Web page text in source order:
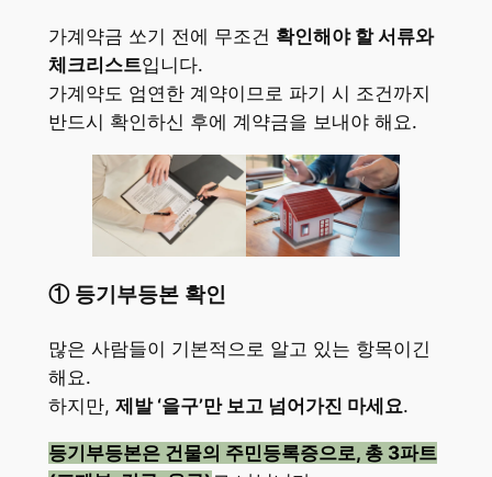
가계약금 쏘기 전에 무조건 확인해야 할 서류와
체크리스트입니다.
가계약도 엄연한 계약이므로 파기 시 조건까지
반드시 확인하신 후에 계약금을 보내야 해요.
① 등기부등본 확인
많은 사람들이 기본적으로 알고 있는 항목이긴
해요.
하지만, 제발 ‘을구’만 보고 넘어가진 마세요.
등기부등본은 건물의 주민등록증으로, 총 3파트